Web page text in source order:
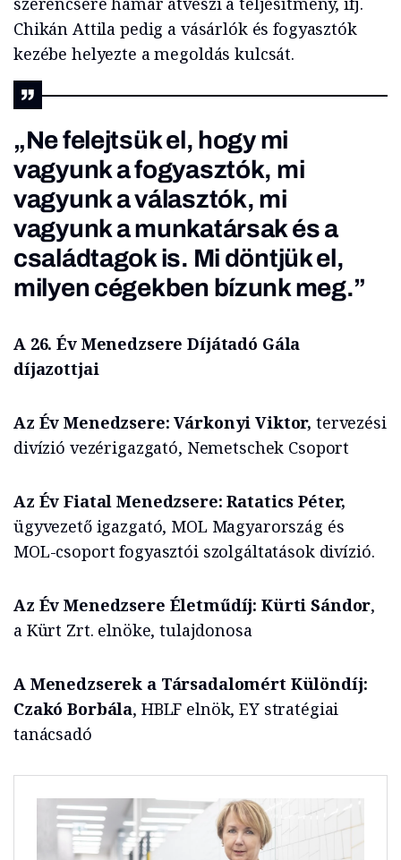
Chikán Attila pedig a vásárlók és fogyasztók
kezébe helyezte a megoldás kulcsát.
„Ne felejtsük el, hogy mi
vagyunk a fogyasztók, mi
vagyunk a választók, mi
vagyunk a munkatársak és a
családtagok is. Mi döntjük el,
milyen cégekben bízunk meg.”
A 26. Év Menedzsere Díjátadó Gála
díjazottjai
Az Év Menedzsere: Várkonyi Viktor, tervezési
divízió vezérigazgató, Nemetschek Csoport
Az Év Fiatal Menedzsere: Ratatics Péter,
ügyvezető igazgató, MOL Magyarország és
MOL-csoport fogyasztói szolgáltatások divízió.
Az Év Menedzsere Életműdíj: Kürti Sándor,
a Kürt Zrt. elnöke, tulajdonosa
A Menedzserek a Társadalomért Különdíj:
Czakó Borbála, HBLF elnök, EY stratégiai
tanácsadó